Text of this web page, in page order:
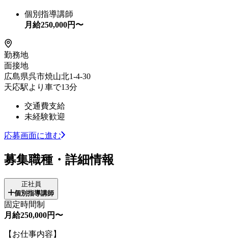
個別指導講師
月給250,000円〜
勤務地
面接地
広島県呉市焼山北1-4-30
天応駅より車で13分
交通費支給
未経験歓迎
応募画面に進む
募集職種・詳細情報
正社員
個別指導講師
固定時間制
月給250,000円〜
【お仕事内容】